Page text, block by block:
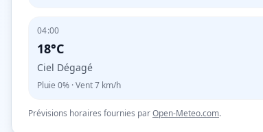
04:00
18°C
Ciel Dégagé
Pluie 0% · Vent7 km/h
Prévisions horaires fournies parOpen-Meteo.com.